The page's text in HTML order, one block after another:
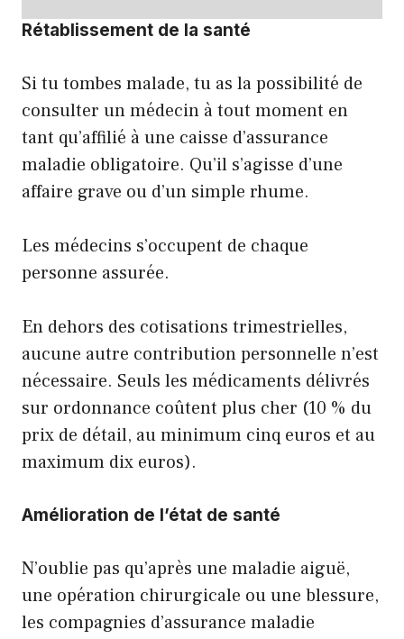
Rétablissement de la santé
Si tu tombes malade, tu as la possibilité de
consulter un médecin à tout moment en
tant qu’affilié à une caisse d’assurance
maladie obligatoire. Qu’il s’agisse d’une
affaire grave ou d’un simple rhume.
Les médecins s’occupent de chaque
personne assurée.
En dehors des cotisations trimestrielles,
aucune autre contribution personnelle n’est
nécessaire. Seuls les médicaments délivrés
sur ordonnance coûtent plus cher (10 % du
prix de détail, au minimum cinq euros et au
maximum dix euros).
Amélioration de l’état de santé
N’oublie pas qu’après une maladie aiguë,
une opération chirurgicale ou une blessure,
les compagnies d’assurance maladie